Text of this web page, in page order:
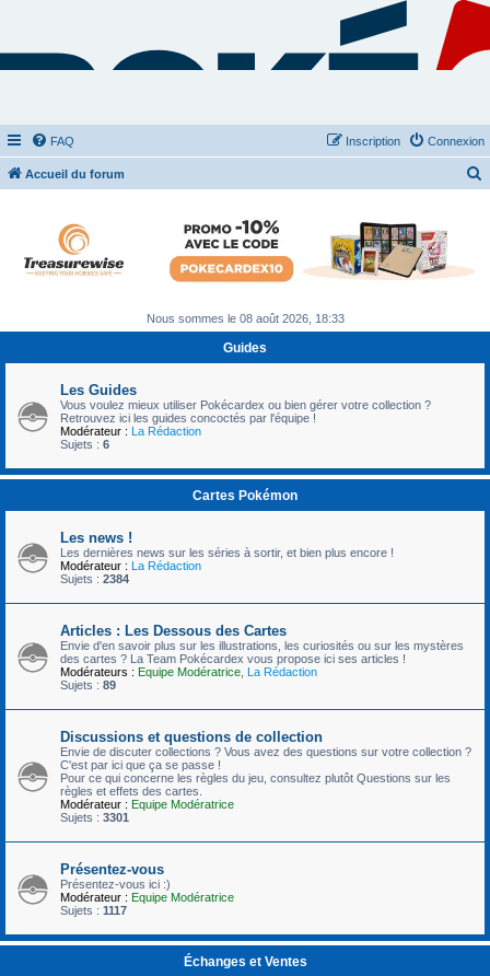
FAQ Connexion
Inscription
Accueil du forum
c
Nous sommes le 08 août 2026, 18:33
Guides
Les Guides
Vous voulez mieux utiliser Pokécardex ou bien gérer votre collection ?
Retrouvez ici les guides concoctés par l'équipe !
Modérateur : La Rédaction
Sujets : 6
Cartes Pokémon
Les news !
Les dernières news sur les séries à sortir, et bien plus encore !
Modérateur : La Rédaction
Sujets : 2384
Articles : Les Dessous des Cartes
Envie d'en savoir plus sur les illustrations, les curiosités ou sur les mystères
des cartes ? La Team Pokécardex vous propose ici ses articles !
Modérateurs : Equipe Modératrice La Rédaction
Sujets : 89
Discussions et questions de collection
Envie de discuter collections ? Vous avez des questions sur votre collection ?
C'est par ici que ça se passe !
Pour ce qui concerne les règles du jeu, consultez plutôt Questions sur les
règles et effets des cartes.
Modérateur : Equipe Modératrice
Sujets : 3301
Présentez-vous
Présentez-vous ici :)
Modérateur : Equipe Modératrice
Sujets : 1117
Échanges et Ventes